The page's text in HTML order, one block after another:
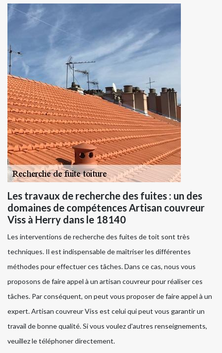
Les travaux de recherche des fuites : un des
domaines de compétences Artisan couvreur
Viss à Herry dans le 18140
Les interventions de recherche des fuites de toit sont très
techniques. Il est indispensable de maîtriser les différentes
méthodes pour effectuer ces tâches. Dans ce cas, nous vous
proposons de faire appel à un artisan couvreur pour réaliser ces
tâches. Par conséquent, on peut vous proposer de faire appel à un
expert. Artisan couvreur Viss est celui qui peut vous garantir un
travail de bonne qualité. Si vous voulez d'autres renseignements,
veuillez le téléphoner directement.